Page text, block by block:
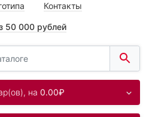
Контакты
50 000 рублей
на 0.00₽